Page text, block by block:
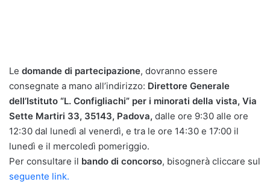
Le domande di partecipazione, dovranno essere
consegnate a mano all’indirizzo: Direttore Generale
dell’Istituto “L. Configliachi” per i minorati della vista, Via
Sette Martiri 33, 35143, Padova, dalle ore 9:30 alle ore
12:30 dal lunedì al venerdì, e tra le ore 14:30 e 17:00 il
lunedì e il mercoledì pomeriggio.
Per consultare il bando di concorso, bisognerà cliccare sul
seguente link.